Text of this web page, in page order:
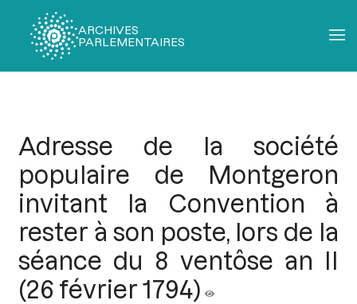
ARCHIVES
PARLEMENTAIRES
Adresse de la société
populaire de Montgeron
invitant la Convention à
rester à son poste, lors de la
séance du 8 ventôse an II
(26 février 1794)